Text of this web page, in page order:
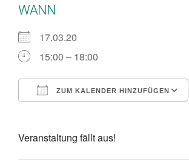
Projekte
WANN
17.03.20
15:00 – 18:00
ZUM KALENDER HINZUFÜGEN
Veranstaltung fällt aus!